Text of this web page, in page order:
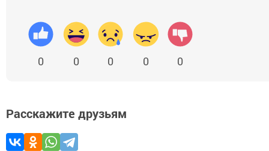
0 0 0 0 0
Расскажите друзьям